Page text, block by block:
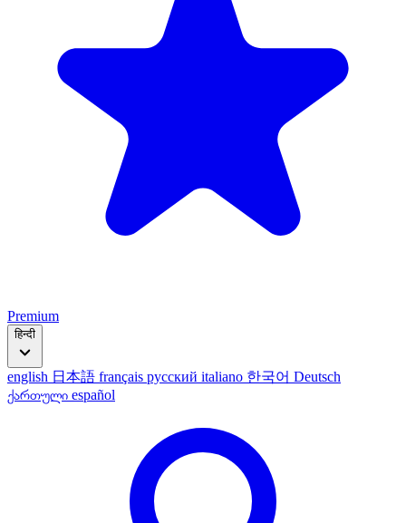
Premium
हिन्दी
english 日本語 français русский italiano 한국어 Deutsch
ქართული español